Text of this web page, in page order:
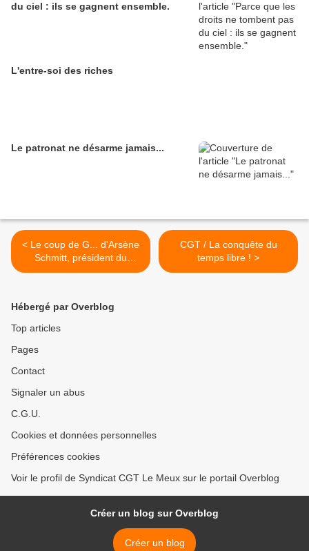
du ciel : ils se gagnent ensemble.
L'entre-soi des riches
Le patronat ne désarme jamais...
< Le coup de G... d'Arsène
Schmitt, président du
comité de défense des
CGT / La conquête du
temps libre ! >
Hébergé par Overblog
Top articles
Pages
Contact
Signaler un abus
C.G.U.
Cookies et données personnelles
Préférences cookies
Voir le profil de Syndicat CGT Le Meux sur le portail Overblog
Créer un blog sur Overblog
Créer un blog